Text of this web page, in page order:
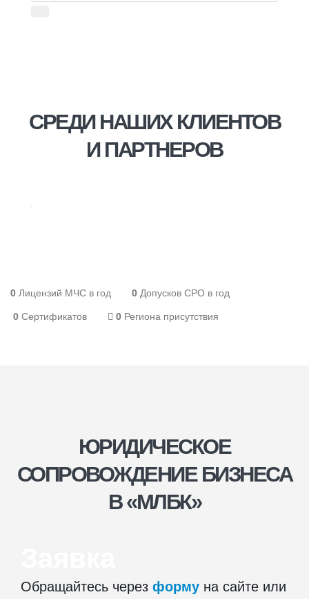
СРЕДИ НАШИХ КЛИЕНТОВ
И ПАРТНЕРОВ
0 Лицензий МЧС в год 0 Допусков СРО в год
0 Сертификатов 0 Региона присутствия
ЮРИДИЧЕСКОЕ
СОПРОВОЖДЕНИЕ БИЗНЕСА
В «МЛБК»
Обращайтесь через форму на сайте или